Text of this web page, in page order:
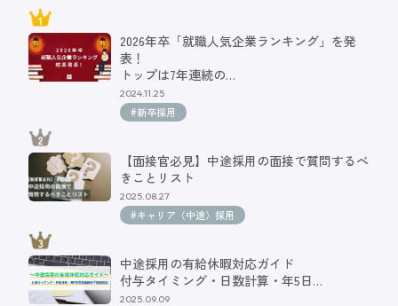
2026年卒「就職人気企業ランキング」を発
表！
トップは7年連続の…
2024.11.25
#新卒採用
【面接官必見】中途採用の面接で質問するべ
きことリスト
2025.08.27
#キャリア（中途）採用
中途採用の有給休暇対応ガイド
付与タイミング・日数計算・年5日…
2025.09.09